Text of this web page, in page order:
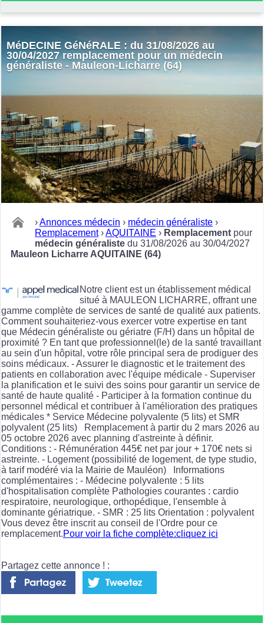
MéDECINE GéNéRALE : du 31/08/2026 au
30/04/2027 remplacement pour un médecin
généraliste - Mauleon-Licharre (64)
›Annonces médecin › médecin généraliste ›
Remplacement ›AQUITAINE › Remplacement pour
médecin généraliste du 31/08/2026 au 30/04/2027
Mauleon Licharre AQUITAINE (64)
Notre client est un établissement médical
situé à MAULEON LICHARRE, offrant une
gamme complète de services de santé de qualité aux patients.
Comment souhaiteriez-vous exercer votre expertise en tant
que Médecin généraliste ou gériatre (F/H) dans un hôpital de
proximité ? En tant que professionnel(le) de la santé travaillant
au sein d'un hôpital, votre rôle principal sera de prodiguer des
soins médicaux. - Assurer le diagnostic et le traitement des
patients en collaboration avec l'équipe médicale - Superviser
la planification et le suivi des soins pour garantir un service de
santé de haute qualité - Participer à la formation continue du
personnel médical et contribuer à l'amélioration des pratiques
médicales * Service Médecine polyvalente (5 lits) et SMR
polyvalent (25 lits) Remplacement à partir du 2 mars 2026 au
05 octobre 2026 avec planning d'astreinte à définir.
Conditions : - Rémunération 445€ net par jour + 170€ nets si
astreinte. - Logement (possibilité de logement, de type studio,
à tarif modéré via la Mairie de Mauléon) Informations
complémentaires : - Médecine polyvalente : 5 lits
d'hospitalisation complète Pathologies courantes : cardio
respiratoire, neurologique, orthopédique, l'ensemble à
dominante gériatrique. - SMR : 25 lits Orientation : polyvalent
Vous devez être inscrit au conseil de l'Ordre pour ce
remplacement.Pour voir la fiche complète:cliquez ici
Partagez cette annonce ! :